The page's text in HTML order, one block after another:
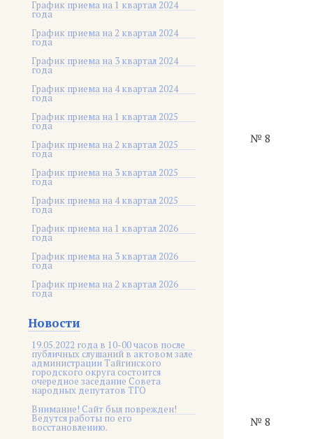
График приема на 1 квартал 2024
года
График приема на 2 квартал 2024
года
График приема на 3 квартал 2024
года
График приема на 4 квартал 2024
года
График приема на 1 квартал 2025
года
График приема на 2 квартал 2025
года
График приема на 3 квартал 2025
года
График приема на 4 квартал 2025
года
График приема на 1 квартал 2026
года
График приема на 3 квартал 2026
года
График приема на 2 квартал 2026
года
Новости
19.05.2022 года в 10-00 часов после
публичных слушаний в актовом зале
администрации Тайгинского
городского округа состоится
очередное заседание Совета
народных депутатов ТГО
Внимание! Сайт был поврежден!
Ведутся работы по его
восстановлению.
№ 8
№ 8